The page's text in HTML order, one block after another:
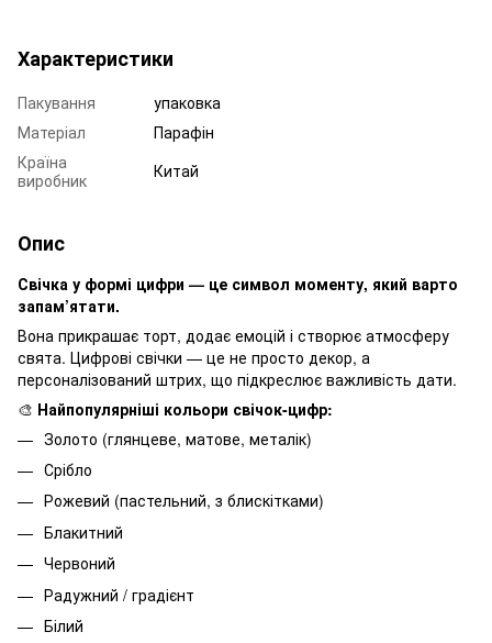
Характеристики
Пакування
упаковка
Матеріал
Парафін
Країна
виробник
Китай
Опис
Свічка у формі цифри — це символ моменту, який варто
запам’ятати.
Вона прикрашає торт, додає емоцій і створює атмосферу
свята. Цифрові свічки — це не просто декор, а
персоналізований штрих, що підкреслює важливість дати.
🎨 Найпопулярніші кольори свічок-цифр:
Золото (глянцеве, матове, металік)
Срібло
Рожевий (пастельний, з блискітками)
Блакитний
Червоний
Радужний / градієнт
Білий